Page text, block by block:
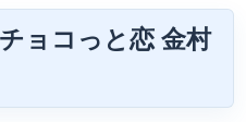
ョコっと恋金村